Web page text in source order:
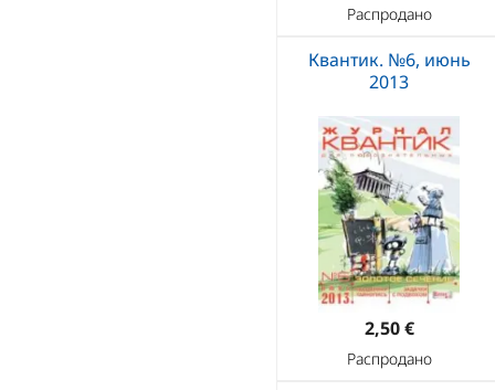
Распродано
Квантик. №6, июнь
2013
2,50 €
Распродано